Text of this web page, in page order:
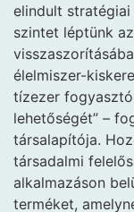
elindult
szintet léptünk
élelmiszer-
tízezer
lehetőségét” –
társalapítója.
társadalmi
alkalmazáson
terméket,